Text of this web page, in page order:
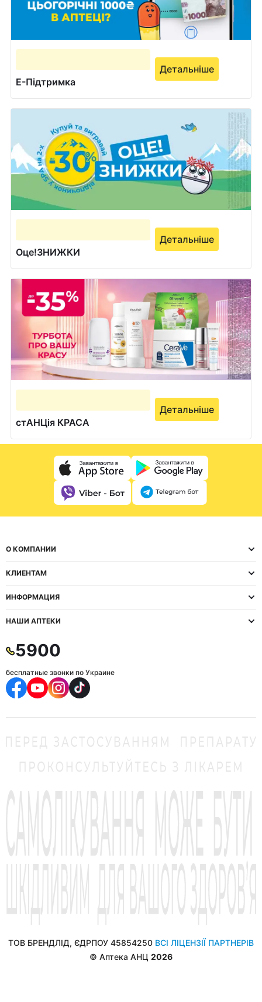
Е-Підтримка
Детальніше
Оце!ЗНИЖКИ
Детальніше
стАНЦія КРАСА
Детальніше
О КОМПАНИИ
КЛИЕНТАМ
ИНФОРМАЦИЯ
НАШИ АПТЕКИ
5900
бесплатные звонки по Украине
ТОВ БРЕНДЛІД, ЄДРПОУ 45854250 ВСІ ЛІЦЕНЗІЇ ПАРТНЕРІВ
© Аптека АНЦ 2026